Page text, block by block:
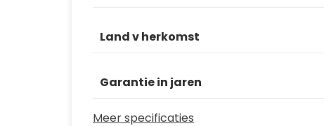
Land v herkomst
Garantie in jaren
Meer specificaties